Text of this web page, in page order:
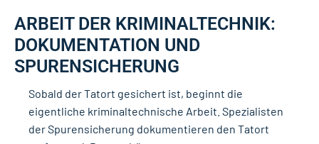
ARBEIT DER KRIMINALTECHNIK:
DOKUMENTATION UND
SPURENSICHERUNG
Sobald der Tatort gesichert ist, beginnt die
eigentliche kriminaltechnische Arbeit. Spezialisten
der Spurensicherung dokumentieren den Tatort